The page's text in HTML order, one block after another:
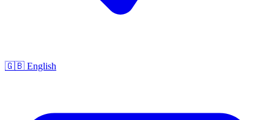
🇬🇧 English